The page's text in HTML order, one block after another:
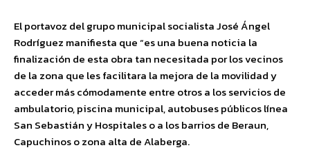
El portavoz del grupo municipal socialista José Ángel
Rodríguez manifiesta que “es una buena noticia la
finalización de esta obra tan necesitada por los vecinos
de la zona que les facilitara la mejora de la movilidad y
acceder más cómodamente entre otros a los servicios de
ambulatorio, piscina municipal, autobuses públicos línea
San Sebastián y Hospitales o a los barrios de Beraun,
Capuchinos o zona alta de Alaberga.